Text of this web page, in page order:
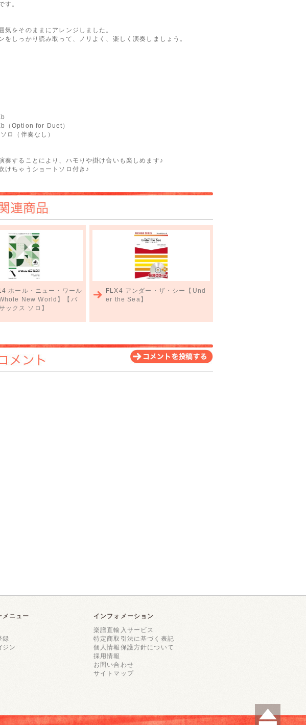
す。
をそのままにアレンジしました。
しっかり読み取って、ノリよく、楽しく演奏しましょう。
Option for Duet）
ロ（伴奏なし）
奏することにより、ハモりや掛け合いも楽しめます♪
けちゃうショートソロ付き♪
連商品
ホール・ニュー・ワール
New World】【バ
ックス ソロ】
FLX4 アンダー・ザ・シー【Und
er the Sea】
メント
メニュー
録
ジン
インフォメーション
楽譜直輸入サービス
特定商取引法に基づく表記
個人情報保護方針について
採用情報
お問い合わせ
サイトマップ